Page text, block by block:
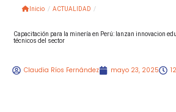
Inicio / ACTUALIDAD /
Capacitación para la minería en Perú: lanzan innovacion
técnicos del sector
Claudia Ríos Fernández mayo 23, 2025